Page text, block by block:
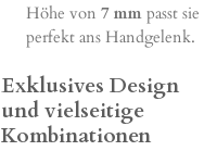
Höhe von 7 mmpasst sie
perfekt ans Handgelenk.
Exklusives Design
und vielseitige
Kombinationen